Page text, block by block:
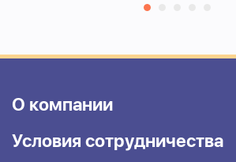
О компании
Условия сотрудничества